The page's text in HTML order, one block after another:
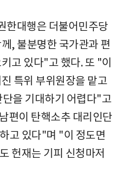
한대행은 더불어민주당
, 불분명한 국가관과 편
고 있다"고 했다. 또 "이
특위 부위원장을 맡고
을 기대하기 어렵다"고
편이 탄핵소추 대리인단
고 있다"며 "이 정도면
헌재는 기피 신청마저